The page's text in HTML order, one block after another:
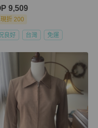
9,509
現折 200
良好 台灣 免運